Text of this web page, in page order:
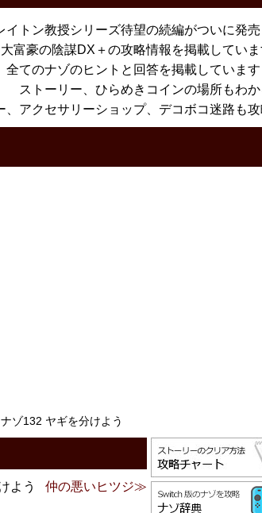
イトン教授シリーズ待望の続編がついに発売
富豪の陰謀DX＋の攻略情報を掲載していま
全てのナゾのヒントと回答を掲載しています
ストーリー、ひらめきコインの場所もわか
、アクセサリーショップ、デコボコ迷路も攻
ナゾ132 ヤギを分けよう
よう
仲の悪いヒツジ